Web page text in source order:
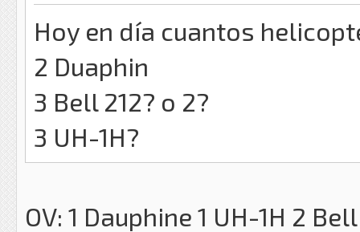
Hoy en día cuantos
2 Duaphin
3 Bell 212? o 2?
3 UH-1H?
OV: 1 Dauphine 1 UH-1H 2